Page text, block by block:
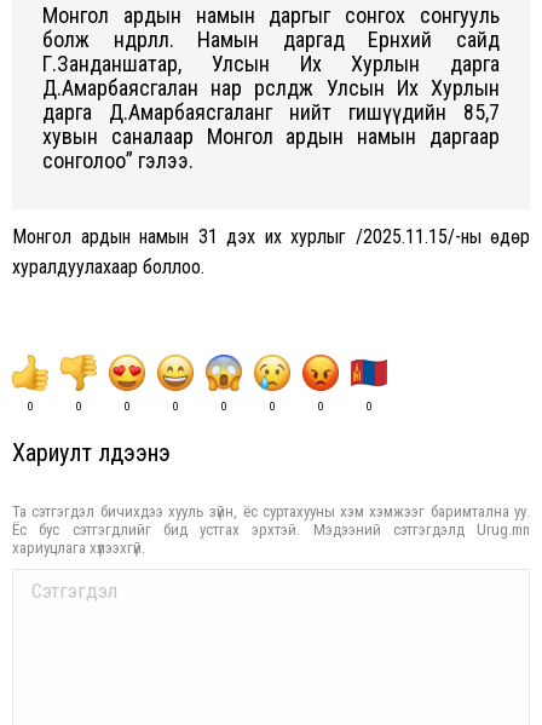
Монгол ардын намын даргыг сонгох сонгууль
болж өндөрлөлөө. Намын даргад Ерөнхий сайд
Г.Занданшатар, Улсын Их Хурлын дарга
Д.Амарбаясгалан нар өрсөлдөж Улсын Их Хурлын
дарга Д.Амарбаясгаланг нийт гишүүдийн 85,7
хувын саналаар Монгол ардын намын даргаар
сонголоо” гэлээ.
Монгол ардын намын 31 дэх их хурлыг /2025.11.15/-ны өдөр
хуралдуулахаар боллоо.
0 0 0 0 0 0 0 0
Хариулт үлдээнэ үү
Та сэтгэгдэл бичихдээ хууль зүйн, ёс суртахууны хэм хэмжээг баримтална уу.
Ёс бус сэтгэгдлийг бид устгах эрхтэй. Мэдээний сэтгэгдэлд Urug.mn
хариуцлага хүлээхгүй.
Comment